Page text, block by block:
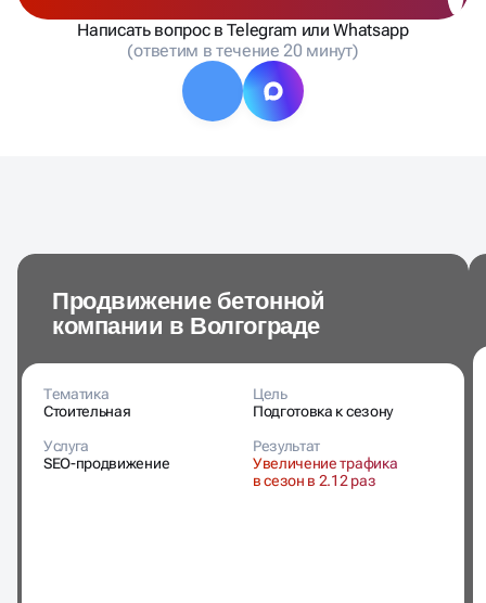
Написать вопрос в Telegram или Whatsapp
(ответим в течение 20 минут)
Продвижение бетонной
компании в Волгограде
Тематика
Стоительная
Цель
Подготовка к сезону
Услуга
SEO-продвижение
Результат
Увеличение трафика
в сезон в 2.12 раз